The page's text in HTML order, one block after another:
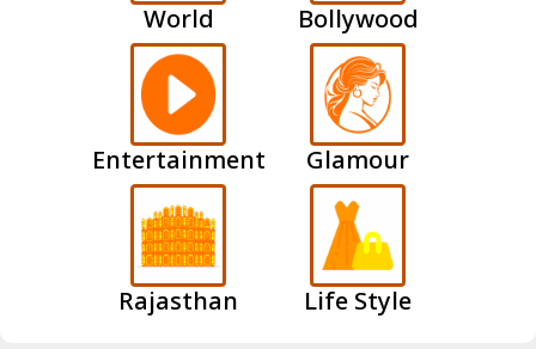
World Bollywood
Entertainment Glamour
Rajasthan Life Style